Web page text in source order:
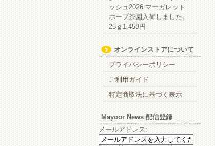
ッシュ2026 マーガレット
ホープ茶園入荷しました。
25ｇ1,458円
オンラインストアについて
プライバシーポリシー
ご利用ガイド
特定商取法に基づく表示
Mayoor News 配信登録
メールアドレス: